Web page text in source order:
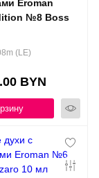
Eroman
№8 Boss
(LE)
BYN